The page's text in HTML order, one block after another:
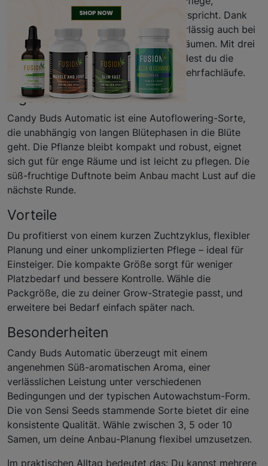
kompakte Größe und schnelle Ernte verspricht. Dank
Autoflowering-Technik wächst sie zuverlässig auch bei
moderaten Lichtzyklen und in kleinen Räumen. Mit drei
Packgrößen – 3, 5 oder 10 Samen – findest du die
passende Option für Einsteiger- oder Mehrfachläufe.
Eigenschaften
Candy Buds Automatic ist eine Autoflowering-Sorte,
die unabhängig von langen Blütephasen in die Blüte
geht. Die Pflanze bleibt kompakt und robust, eignet
sich gut für enge Räume und ist leicht zu pflegen. Die
süß-fruchtige Duftnote beim Anbau macht Lust auf die
nächste Runde.
Vorteile
Du profitierst von einem kurzen Zuchtzyklus, flexibler
Planung und einer unkomplizierten Pflege – ideal für
Einsteiger. Die kompakte Größe sorgt für weniger
Platzbedarf und bessere Kontrolle. Wähle die
Packgröße, die zu deiner Grow-Strategie passt, und
erweitere bei Bedarf einfach später nach.
Besonderheiten
Candy Buds Automatic überzeugt mit einem
angenehmen Süß-aromatischen Aroma, einer
verlässlichen Leistung unter verschiedenen
Bedingungen und der typischen Autowachstum-Form.
Die von Sensi Seeds stammende Sorte bietet dir eine
konsistente Qualität. Wähle zwischen 3, 5 oder 10
Samen, um deine Anbau-Planung flexibel umzusetzen.
Im praktischen Alltag bedeutet das: Du kannst mehrere